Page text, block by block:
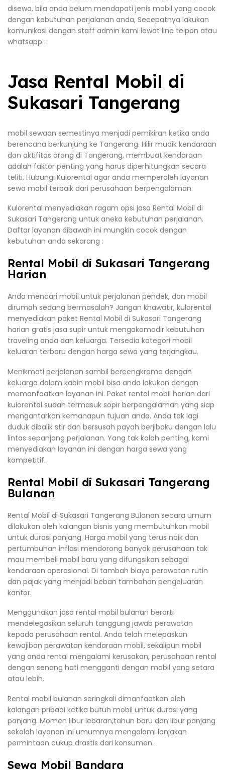
disewa, bila anda belum mendapati jenis mobil yang cocok
dengan kebutuhan perjalanan anda, Secepatnya lakukan
komunikasi dengan staff admin kami lewat line telpon atau
whatsapp :
Jasa Rental Mobil di
Sukasari Tangerang
mobil sewaan semestinya menjadi pemikiran ketika anda
berencana berkunjung ke Tangerang. Hilir mudik kendaraan
dan aktifitas orang di Tangerang, membuat kendaraan
adalah faktor penting yang harus diperhitungkan secara
teliti. Hubungi Kulorental agar anda memperoleh layanan
sewa mobil terbaik dari perusahaan berpengalaman.
Kulorental menyediakan ragam opsi jasa Rental Mobil di
Sukasari Tangerang untuk aneka kebutuhan perjalanan.
Daftar layanan dibawah ini mungkin cocok dengan
kebutuhan anda sekarang :
Rental Mobil di Sukasari Tangerang
Harian
Anda mencari mobil untuk perjalanan pendek, dan mobil
dirumah sedang bermasalah? Jangan khawatir, kulorental
menyediakan paket Rental Mobil di Sukasari Tangerang
harian gratis jasa supir untuk mengakomodir kebutuhan
traveling anda dan keluarga. Tersedia kategori mobil
keluaran terbaru dengan harga sewa yang terjangkau.
Menikmati perjalanan sambil bercengkrama dengan
keluarga dalam kabin mobil bisa anda lakukan dengan
memanfaatkan layanan ini. Paket rental mobil harian dari
kulorental sudah termasuk sopir berpengalaman yang siap
mengantarkan kemanapun tujuan anda. Anda tak lagi
duduk dibalik stir dan bersusah payah berjibaku dengan lalu
lintas sepanjang perjalanan. Yang tak kalah penting, kami
menyediakan layanan ini dengan harga sewa yang
kompetitif.
Rental Mobil di Sukasari Tangerang
Bulanan
Rental Mobil di Sukasari Tangerang Bulanan secara umum
dilakukan oleh kalangan bisnis yang membutuhkan mobil
untuk durasi panjang. Harga mobil yang terus naik dan
pertumbuhan inflasi mendorong banyak perusahaan tak
mau membeli mobil baru yang difungsikan sebagai
kendaraan operasional. Di tambah biaya perawatan rutin
dan pajak yang menjadi beban tambahan pengeluaran
kantor.
Menggunakan jasa rental mobil bulanan berarti
mendelegasikan seluruh tanggung jawab perawatan
kepada perusahaan rental. Anda telah melepaskan
kewajiban perawatan kendaraan mobil, sekalipun mobil
yang anda rental mengalami kerusakan, perusahaan rental
dengan senang hati mengganti dengan mobil yang setara
atau lebih.
Rental mobil bulanan seringkali dimanfaatkan oleh
kalangan pribadi ketika butuh mobil untuk durasi yang
panjang. Momen libur lebaran,tahun baru dan libur panjang
sekolah layanan ini umumnya mengalami lonjakan
permintaan cukup drastis dari konsumen.
Sewa Mobil Bandara